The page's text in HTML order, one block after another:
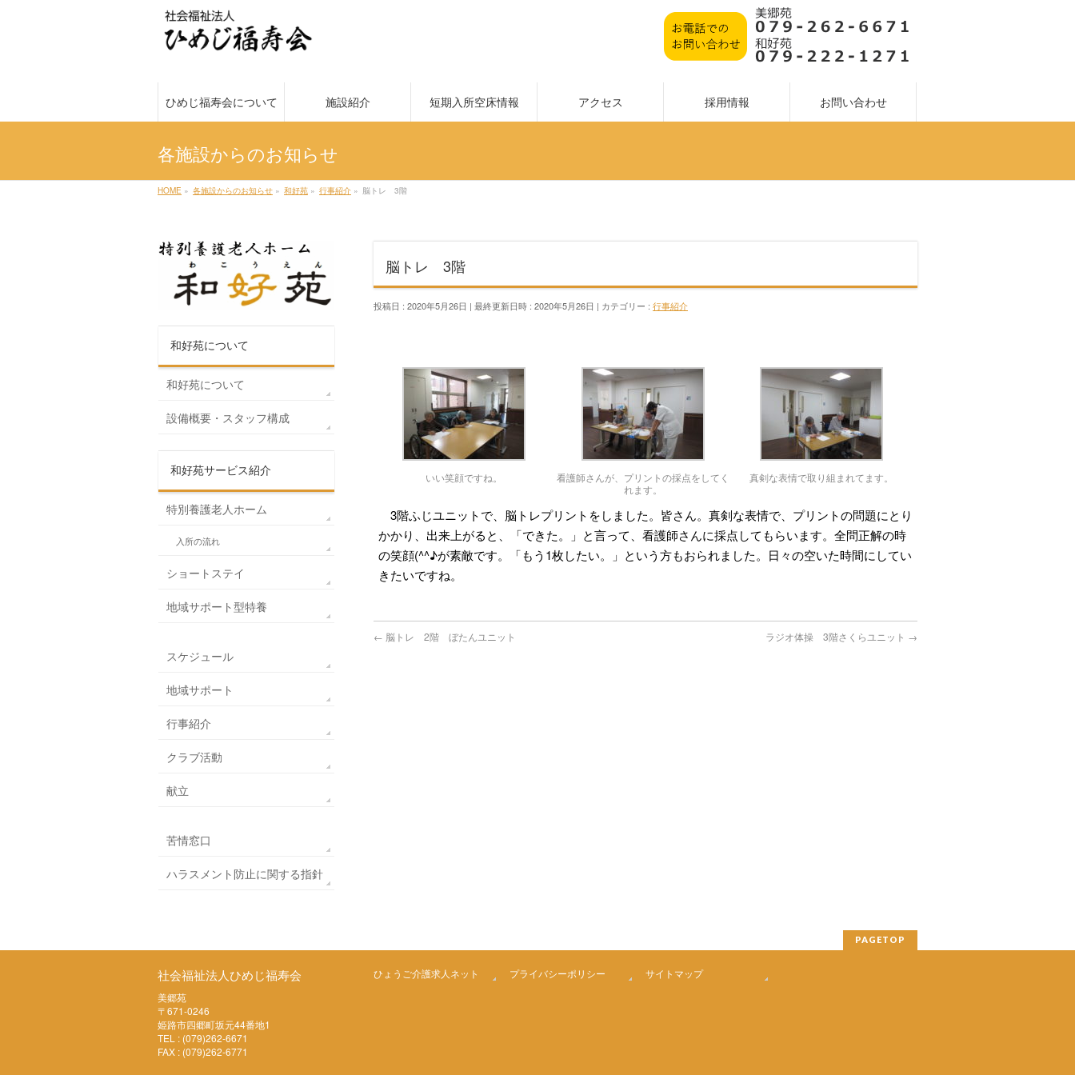
ひめじ福寿会について 施設紹介 短期入所空床情報 アクセス 採用情報 お問い合わせ
各施設からのお知らせ
HOME » 各施設からのお知らせ » 和好苑 » 行事紹介 » 脳トレ 3階
脳トレ 3階
投稿日 : 2020年5月26日 最終更新日時 : 2020年5月26日 カテゴリー : 行事紹介
いい笑顔ですね。
看護師さんが、プリントの採点をしてく
れます。
真剣な表情で取り組まれてます。
3階ふじユニットで、脳トレプリントをしました。皆さん。真剣な表情で、プリントの問題にとり
かかり、出来上がると、「できた。」と言って、看護師さんに採点してもらいます。全問正解の時
の笑顔(^^♪が素敵です。「もう1枚したい。」という方もおられました。日々の空いた時間にしてい
きたいですね。
← 脳トレ 2階 ぼたんユニット ラジオ体操 3階さくらユニット →
和好苑について
和好苑について
設備概要・スタッフ構成
和好苑サービス紹介
特別養護老人ホーム
入所の流れ
ショートステイ
地域サポート型特養
スケジュール
地域サポート
行事紹介
クラブ活動
献立
苦情窓口
ハラスメント防止に関する指針
PAGETOP
社会福祉法人ひめじ福寿会
美郷苑
〒671-0246
姫路市四郷町坂元44番地1
TEL : (079)262-6671
FAX : (079)262-6771
ひょうご介護求人ネット プライバシーポリシー サイトマップ